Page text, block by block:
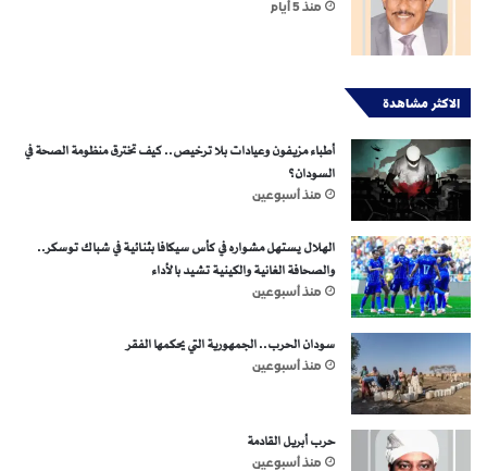
منذ 5 أيام
الاكثر مشاهدة
أطباء مزيفون وعيادات بلا ترخيص.. كيف تخترق منظومة الصحة في
السودان؟
منذ أسبوعين
الهلال يستهل مشواره في كأس سيكافا بثنائية في شباك توسكر..
والصحافة الغانية والكينية تشيد بالأداء
منذ أسبوعين
سودان الحرب.. الجمهورية التي يحكمها الفقر
منذ أسبوعين
حرب أبريل القادمة
منذ أسبوعين